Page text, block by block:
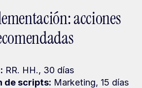
acciones
RR. HH., 30 días
de scripts: Marketing, 15 días